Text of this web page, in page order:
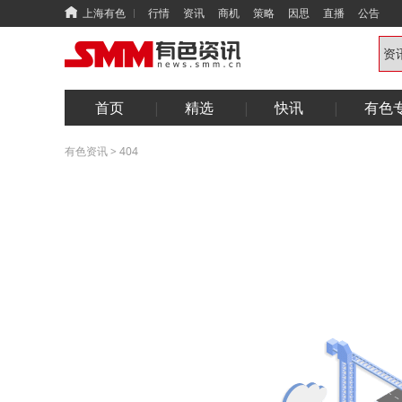
上海有色 行情 资讯 商机 策略 因思 直播 公告
首页 精选 快讯 有色
有色资讯> 404